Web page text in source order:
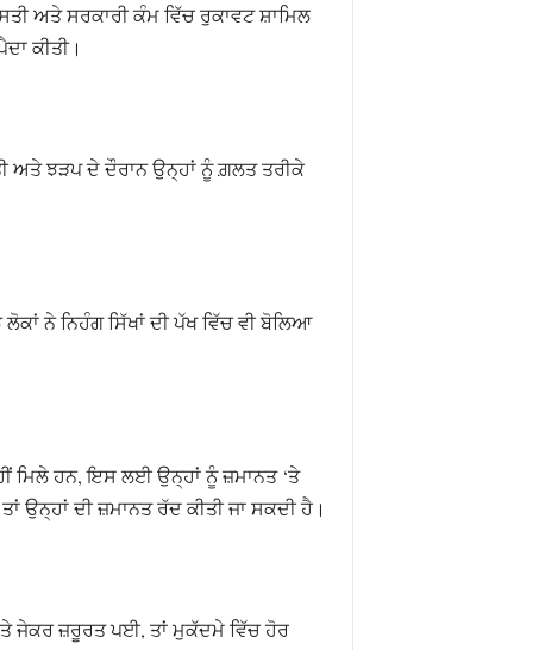
ਅਤੇ ਸਰਕਾਰੀ ਕੰਮ ਵਿੱਚ ਰੁਕਾਵਟ ਸ਼ਾਮਿਲ
ਕੀਤੀ।
ਅਤੇ ਝੜਪ ਦੇ ਦੌਰਾਨ ਉਨ੍ਹਾਂ ਨੂੰ ਗ਼ਲਤ ਤਰੀਕੇ
ਨੇ ਨਿਹੰਗ ਸਿੱਖਾਂ ਦੀ ਪੱਖ ਵਿੱਚ ਵੀ ਬੋਲਿਆ
ਮਿਲੇ ਹਨ, ਇਸ ਲਈ ਉਨ੍ਹਾਂ ਨੂੰ ਜ਼ਮਾਨਤ ‘ਤੇ
ਉਨ੍ਹਾਂ ਦੀ ਜ਼ਮਾਨਤ ਰੱਦ ਕੀਤੀ ਜਾ ਸਕਦੀ ਹੈ।
ਜੇਕਰ ਜ਼ਰੂਰਤ ਪਈ, ਤਾਂ ਮੁਕੱਦਮੇ ਵਿੱਚ ਹੋਰ